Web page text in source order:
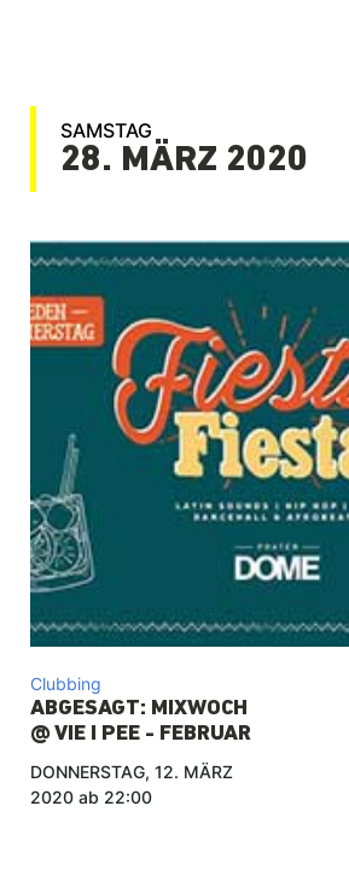
SAMSTAG
28. MÄRZ 2020
Clubbing
ABGESAGT: MIXWOCH
@ VIE I PEE - FEBRUAR
DONNERSTAG, 12. MÄRZ
2020 ab 22:00